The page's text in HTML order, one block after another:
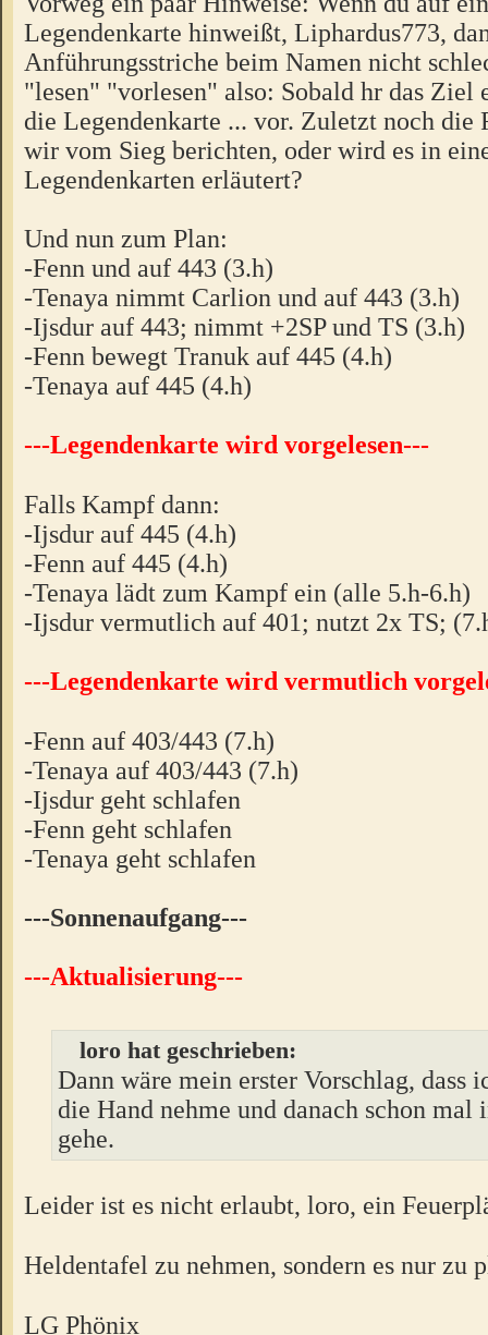
Legendenkarte hinweißt, Liphardus773,
Anführungsstriche beim Namen nicht
"lesen" "vorlesen" also: Sobald hr das Ziel
die Legendenkarte ... vor. Zuletzt noch die
wir vom Sieg berichten, oder wird es in
Legendenkarten erläutert?
Und nun zum Plan:
-Fenn und auf 443 (3.h)
-Tenaya nimmt Carlion und auf 443 (3.h)
-Ijsdur auf 443; nimmt +2SP und TS (3.h)
-Fenn bewegt Tranuk auf 445 (4.h)
-Tenaya auf 445 (4.h)
---Legendenkarte wird vorgelesen---
Falls Kampf dann:
-Ijsdur auf 445 (4.h)
-Fenn auf 445 (4.h)
-Tenaya lädt zum Kampf ein (alle 5.h-6.h)
-Ijsdur vermutlich auf 401; nutzt 2x TS;
---Legendenkarte wird vermutlich
-Fenn auf 403/443 (7.h)
-Tenaya auf 403/443 (7.h)
-Ijsdur geht schlafen
-Fenn geht schlafen
-Tenaya geht schlafen
---Sonnenaufgang---
---Aktualisierung---
loro hat geschrieben:
Dann wäre mein erster Vorschlag, dass
die Hand nehme und danach schon mal
gehe.
Leider ist es nicht erlaubt, loro, ein
Heldentafel zu nehmen, sondern es nur zu
LG Phönix